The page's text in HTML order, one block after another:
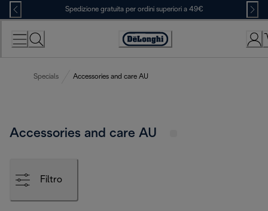
Skip
to
Content
Spedizione gratuita per ordini superiori a 49€
Accessibility
Specials Accessories and care AU
Accessories and care AU
Filtro